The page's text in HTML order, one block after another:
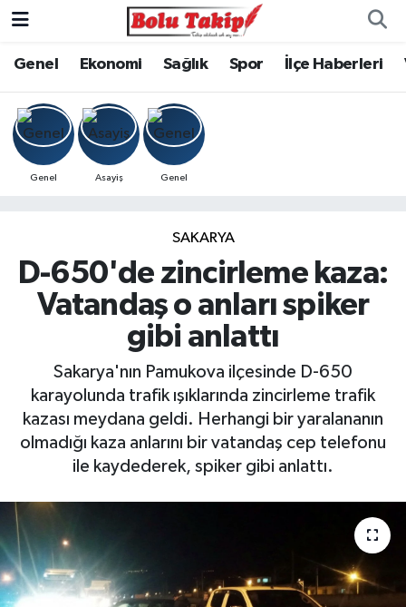
Genel Ekonomi Sağlık Spor İlçe Haberleri
Genel Asayiş Genel
SAKARYA
D-650'de zincirleme kaza:
Vatandaş o anları spiker
gibi anlattı
Sakarya'nın Pamukova ilçesinde D-650
karayolunda trafik ışıklarında zincirleme trafik
kazası meydana geldi. Herhangi bir yaralananın
olmadığı kaza anlarını bir vatandaş cep telefonu
ile kaydederek, spiker gibi anlattı.